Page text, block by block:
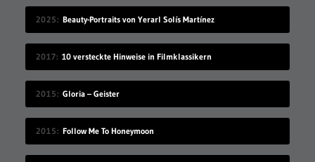
2025 Beauty-Portraits von Yerarl Solís Martínez
2017 10 versteckte Hinweise in Filmklassikern
2015 Gloria – Geister
2015 Follow Me To Honeymoon